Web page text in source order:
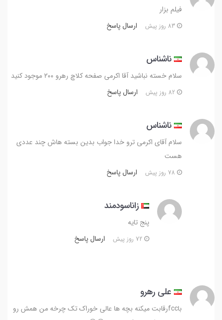
فیلم بزار
ارسال پاسخ
ناشناس
سلام خسته نباشید آقا اکرمی صفحه کلاچ رهرو ۲۰۰ موجود کنید
ارسال پاسخ
ناشناس
سلام آقای اکرمی ترو خدا جواب بدین بسته هاش چند عددی
هست
ارسال پاسخ
زاناسودمند
پنج تایه
ارسال پاسخ
علی رهرو
باfccرقابت میکنه بچه ها عالی خوراک تک چرخه من همش رو